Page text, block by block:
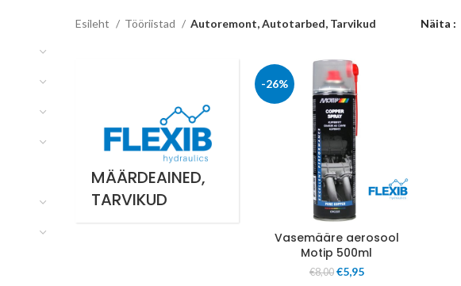
Esileht Tööriistad Autoremont, Autotarbed, Tarvikud Näita
MÄÄRDEAINED,
TARVIKUD
-26%
Vasemääre aerosool
Motip 500ml
€8,00 €5,95